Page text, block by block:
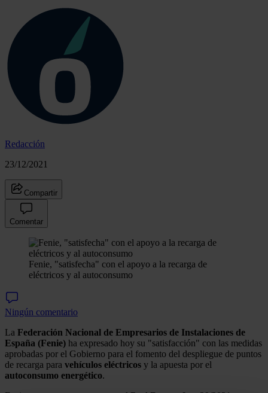
Redacción
23/12/2021
Compartir
Comentar
Fenie, "satisfecha" con el apoyo a la recarga de
eléctricos y al autoconsumo
Ningún comentario
La Federación Nacional de Empresarios de Instalaciones de
España (Fenie) ha expresado hoy su "satisfacción" con las medidas
aprobadas por el Gobierno para el fomento del despliegue de puntos
de recarga para vehículos eléctricos y la apuesta por el
autoconsumo energético.